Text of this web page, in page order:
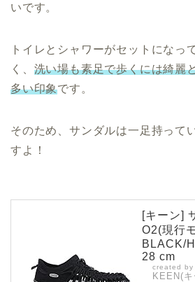
いです。
トイレとシャワーがセットになっ
く、 洗い場も素足で歩くには綺麗
多い印象です。
そのため、サンダルは一足持って
すよ！
[キーン]
O2(現行
BLACK/
28 cm
created by
KEEN(